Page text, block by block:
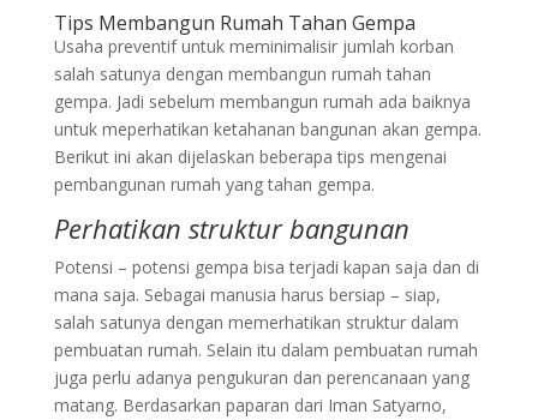
Tips Membangun Rumah Tahan Gempa
Usaha preventif untuk meminimalisir jumlah korban
salah satunya dengan membangun rumah tahan
gempa. Jadi sebelum membangun rumah ada baiknya
untuk meperhatikan ketahanan bangunan akan gempa.
Berikut ini akan dijelaskan beberapa tips mengenai
pembangunan rumah yang tahan gempa.
Perhatikan struktur bangunan
Potensi – potensi gempa bisa terjadi kapan saja dan di
mana saja. Sebagai manusia harus bersiap – siap,
salah satunya dengan memerhatikan struktur dalam
pembuatan rumah. Selain itu dalam pembuatan rumah
juga perlu adanya pengukuran dan perencanaan yang
matang. Berdasarkan paparan dari Iman Satyarno,